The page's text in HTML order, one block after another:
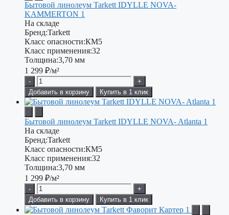
Бытовой линолеум Tarkett IDYLLE NOVA-
KAMMERTON 1
На складе
Бренд:Tarkett
Класс опасности:КМ5
Класс применения:32
Толщина:3,70 мм
1 299 ₽/м²
-
+
Добавить в корзину
Купить в 1 клик
Бытовой линолеум Tarkett IDYLLE NOVA- Atlanta 1
На складе
Бренд:Tarkett
Класс опасности:КМ5
Класс применения:32
Толщина:3,70 мм
1 299 ₽/м²
-
+
Добавить в корзину
Купить в 1 клик